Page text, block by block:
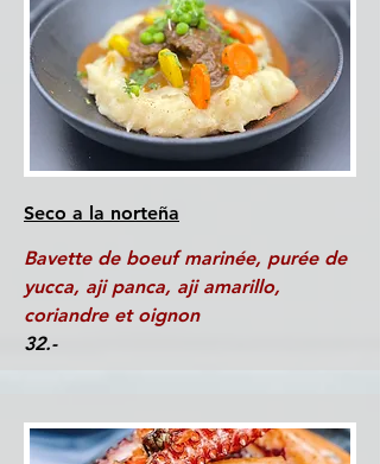
Seco a la norteña
Bavette de boeuf marinée, purée de
yucca, aji panca, aji amarillo,
coriandre et oignon
32.-